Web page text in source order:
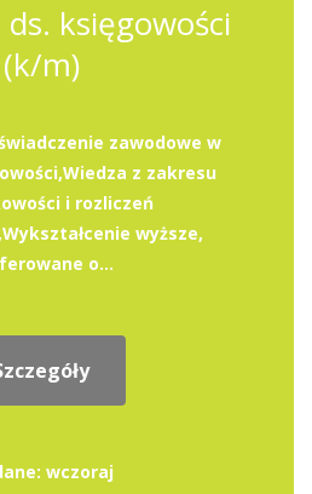
ds. księgowości
(k/m)
zawodowe w
z zakresu
i rozliczeń
wyższe,
o...
wczoraj